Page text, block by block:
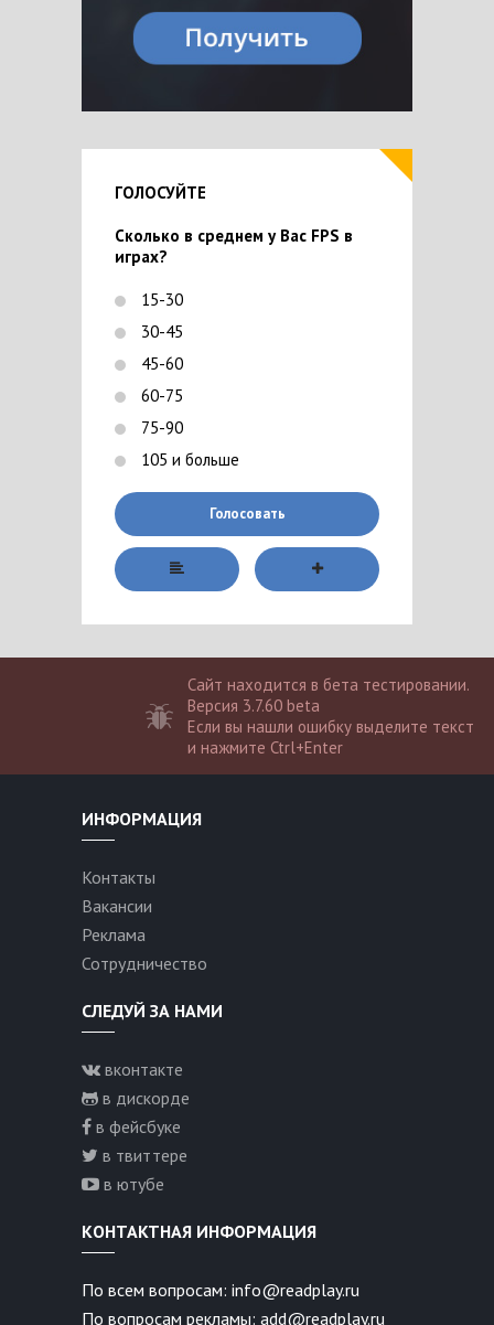
ГОЛОСУЙТЕ
Сколько в среднем у Вас FPS в
играх?
15-30
30-45
45-60
60-75
75-90
105 и больше
Голосовать
Сайт находится в бета тестировании.
Версия 3.7.60 beta
Если вы нашли ошибку выделите текст
и нажмите Ctrl+Enter
ИНФОРМАЦИЯ
Контакты
Вакансии
Реклама
Сотрудничество
СЛЕДУЙ ЗА НАМИ
вконтакте
в дискорде
в фейсбуке
в твиттере
в ютубе
КОНТАКТНАЯ ИНФОРМАЦИЯ
По всем вопросам: info@readplay.ru
По вопросам рекламы: add@readplay.ru